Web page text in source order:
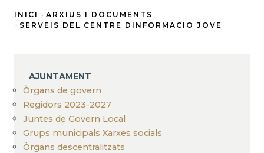
AJUNTAMENT
PERFIL
DEL
CONTRACTANT
ANUNCIS
INICI
ARXIUS I DOCUMENTS
SERVEIS DEL CENTRE DINFORMACIO JOVE
AJUNTAMENT
Òrgans de govern
Regidors 2023-2027
Juntes de Govern Local
Grups municipals Xarxes socials
Òrgans descentralitzats